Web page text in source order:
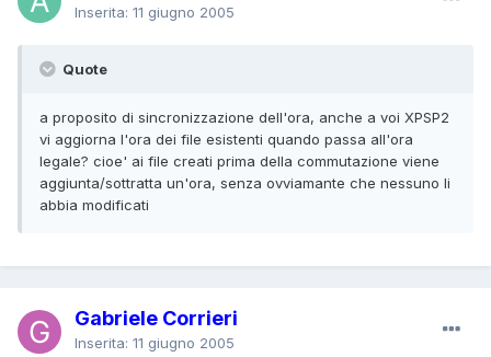
Inserita: 11 giugno 2005
Quote
a proposito di sincronizzazione dell'ora, anche a voi XPSP2
vi aggiorna l'ora dei file esistenti quando passa all'ora
legale? cioe' ai file creati prima della commutazione viene
aggiunta/sottratta un'ora, senza ovviamante che nessuno li
abbia modificati
Gabriele Corrieri
Inserita: 11 giugno 2005